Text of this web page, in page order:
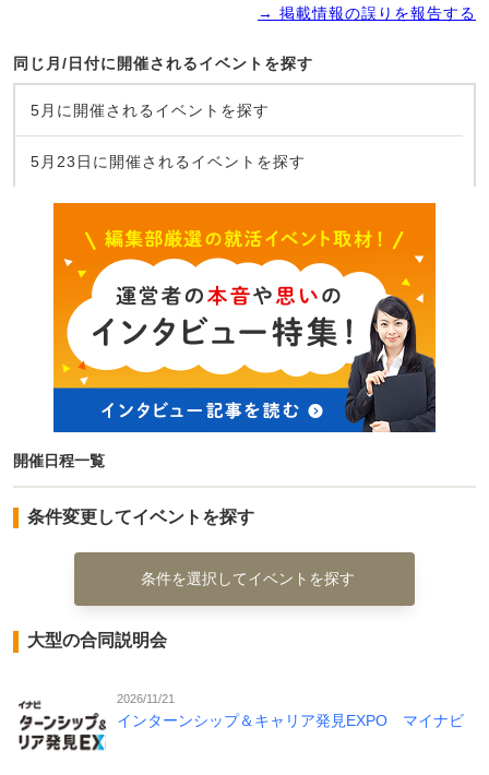
→ 掲載情報の誤りを報告する
同じ月/日付に開催されるイベントを探す
5月に開催されるイベントを探す
5月23日に開催されるイベントを探す
開催日程一覧
条件変更してイベントを探す
条件を選択してイベントを探す
大型の合同説明会
2026/11/21
インターンシップ＆キャリア発見EXPO マイナビ